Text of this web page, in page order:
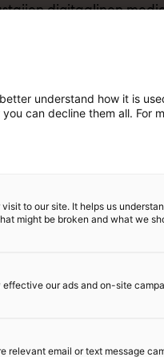
digitaalinen
TikTokista ja
Saat
tietoa
unohtamatta ja kaikki
kalastukseen
yhteensä eri
Kanavan
keskiarvolta 40 000
understand how it is
can decline them all. For
to our site. It helps us
might be broken and what we
our ads and on-site
relevant email or text message